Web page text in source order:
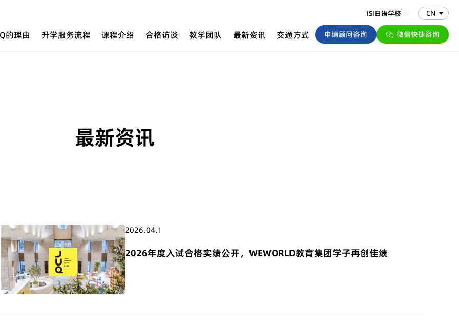
ISI日语学校 CN
的理由 升学服务流程 课程介绍 合格访谈 教学团队 最新资讯 交通方式 申请顾问咨询 微信快捷咨询
最新资讯
2026.04.1
2026年度入试合格实绩公开，WEWORLD教育集团学子再创佳绩